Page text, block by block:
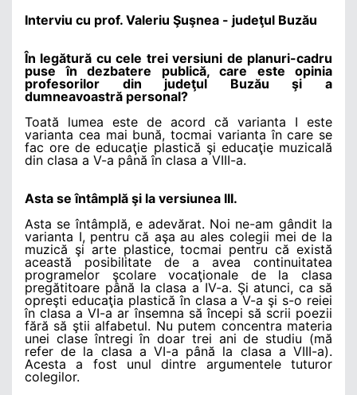
Interviu cu prof. Valeriu Şuşnea - judeţul Buzău
În legătură cu cele trei versiuni de planuri-cadru
puse în dezbatere publică, care este opinia
profesorilor din judeţul Buzău şi a
dumneavoastră personal?
Toată lumea este de acord că varianta I este
varianta cea mai bună, tocmai varianta în care se
fac ore de educaţie plastică şi educaţie muzicală
din clasa a V-a până în clasa a VIII-a.
Asta se întâmplă şi la versiunea III.
Asta se întâmplă, e adevărat. Noi ne-am gândit la
varianta I, pentru că aşa au ales colegii mei de la
muzică şi arte plastice, tocmai pentru că există
această posibilitate de a avea continuitatea
programelor şcolare vocaţionale de la clasa
pregătitoare până la clasa a IV-a. Şi atunci, ca să
opreşti educaţia plastică în clasa a V-a şi s-o reiei
în clasa a VI-a ar însemna să începi să scrii poezii
fără să ştii alfabetul. Nu putem concentra materia
unei clase întregi în doar trei ani de studiu (mă
refer de la clasa a VI-a până la clasa a VIII-a).
Acesta a fost unul dintre argumentele tuturor
colegilor.